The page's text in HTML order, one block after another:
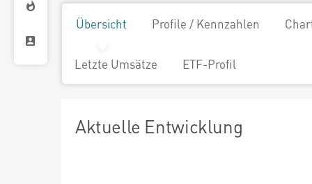
Übersicht Profile / Kennzahlen
Letzte Umsätze ETF-Profil
Aktuelle Entwicklung